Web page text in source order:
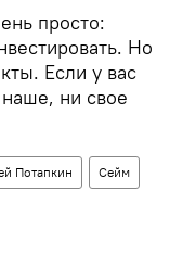
просто:
Но
Если у вас
ни свое
Потапкин Сейм